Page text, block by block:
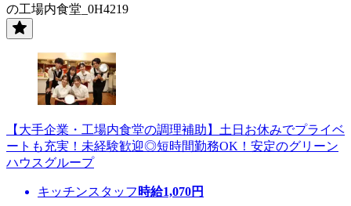
の工場内食堂_0H4219
【大手企業・工場内食堂の調理補助】土日お休みでプライベ
ートも充実！未経験歓迎◎短時間勤務OK！安定のグリーン
ハウスグループ
キッチンスタッフ 時給1,070円